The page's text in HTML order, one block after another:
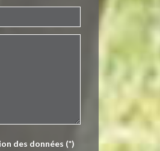
des données (*)